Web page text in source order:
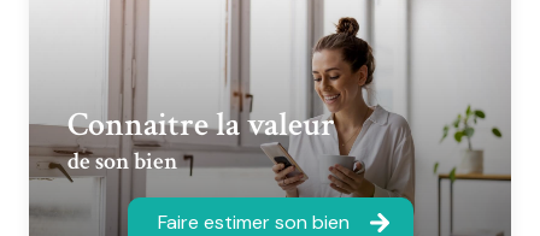
Connaitre la valeur
de son bien
Faire estimer son bien